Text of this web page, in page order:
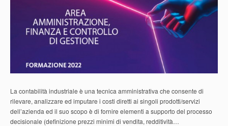
La contabilità industriale è una tecnica amministrativa che consente di
rilevare, analizzare ed imputare i costi diretti ai singoli prodotti/servizi
dell’azienda ed il suo scopo è di fornire elementi a supporto del processo
decisionale (definizione prezzi minimi di vendita, redditività…